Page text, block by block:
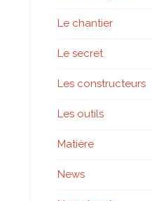
Le chantier
Le secret
Les constructeurs
Les outils
Matière
News